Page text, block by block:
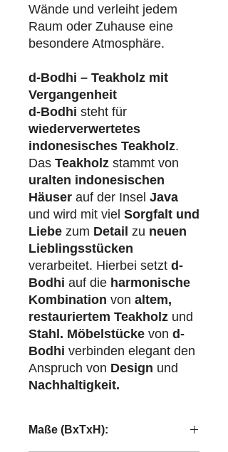
Wände und verleiht jedem
Raum oder Zuhause eine
besondere Atmosphäre.
d-Bodhi – Teakholz mit
Vergangenheit
d-Bodhi steht für
wiederverwertetes
indonesisches Teakholz.
Das Teakholz stammt von
uralten indonesischen
Häuser auf der Insel Java
und wird mit viel Sorgfalt und
Liebe zum Detail zu neuen
Lieblingsstücken
verarbeitet. Hierbei setzt d-
Bodhi auf die harmonische
Kombination von altem,
restauriertem Teakholz und
Stahl. Möbelstücke von d-
Bodhi verbinden elegant den
Anspruch von Design und
Nachhaltigkeit.
Maße (BxTxH):